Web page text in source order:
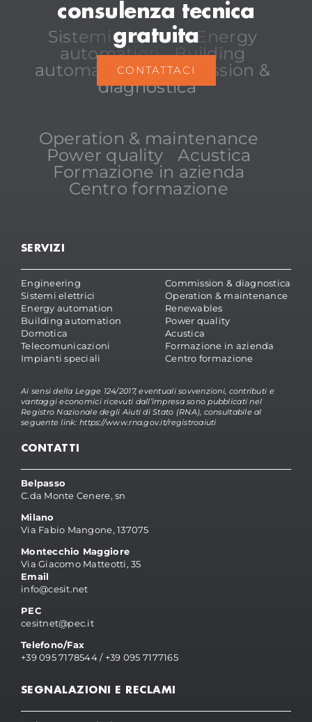
Sistemi elettrici
Energy
automation
Building
automation
Commission &
diagnostica
Operation & maintenance
Power quality
Acustica
Formazione in azienda
Centro formazione
consulenza tecnica
gratuita
CONTATTACI
SERVIZI
Engineering
Sistemi elettrici
Energy automation
Building automation
Domotica
Telecomunicazioni
Impianti speciali
Commission & diagnostica
Operation & maintenance
Renewables
Power quality
Acustica
Formazione in azienda
Centro formazione
Ai sensi della Legge 124/2017, eventuali sovvenzioni, contributi e
vantaggi economici ricevuti dall’impresa sono pubblicati nel
Registro Nazionale degli Aiuti di Stato (RNA), consultabile al
seguente link:https://www.rna.gov.it/registroaiuti
CONTATTI
Belpasso
C.da Monte Cenere, sn
Milano
Via Fabio Mangone, 137075
Montecchio Maggiore
Via Giacomo Matteotti, 35
Email
info@cesit.net
PEC
cesitnet@pec.it
Telefono/Fax
+39 095 7178544/ +39 095 7177165
SEGNALAZIONI E RECLAMI